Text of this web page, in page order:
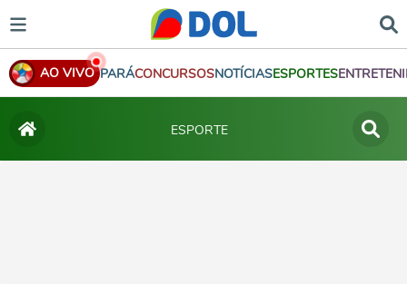
AO VIVO PARÁCONCURSOSNOTÍCIASESPORTES
ESPORTE